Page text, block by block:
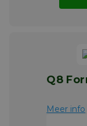
Q8
Meer info